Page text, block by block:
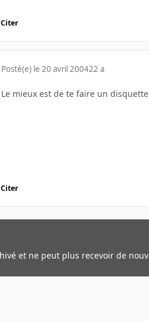
Citer
Posté(e) le 20 avril 200422 a
Le mieux est de te faire un
Citer
et ne peut plus recevoir de